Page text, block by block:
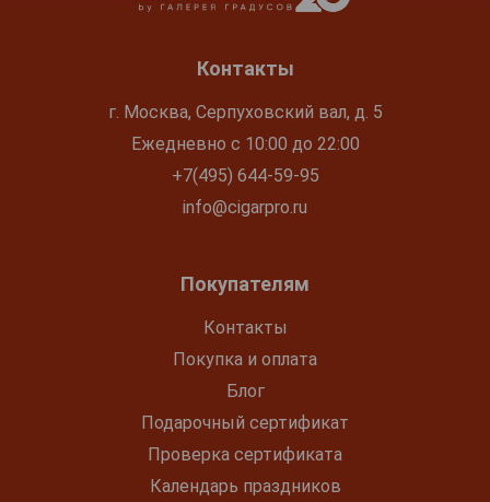
Контакты
г. Москва, Серпуховский вал, д. 5
Ежедневно с 10:00 до 22:00
+7(495) 644-59-95
info@cigarpro.ru
Покупателям
Контакты
Покупка и оплата
Блог
Подарочный сертификат
Проверка сертификата
Календарь праздников